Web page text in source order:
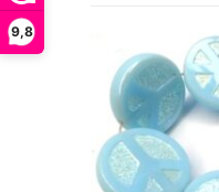
9,8